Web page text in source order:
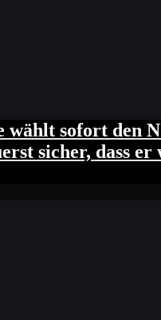
wählt sofort den
sicher, dass